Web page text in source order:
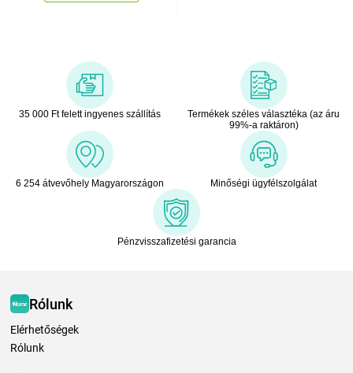
35 000 Ft felett ingyenes szállítás
Termékek széles választéka (az áru
99%-a raktáron)
6 254 átvevőhely Magyarországon Minőségi ügyfélszolgálat
Pénzvisszafizetési garancia
Rólunk
Elérhetőségek
Rólunk